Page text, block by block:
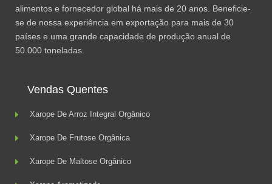
alimentos e fornecedor global há mais de 20 anos. Beneficie-
se de nossa experiência em exportação para mais de 30
países e uma grande capacidade de produção anual de
50.000 toneladas.
Vendas Quentes
Xarope De Arroz Integral Orgânico
Xarope De Frutose Orgânica
Xarope De Maltose Orgânico